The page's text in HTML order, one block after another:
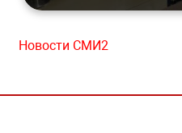
Новости СМИ2